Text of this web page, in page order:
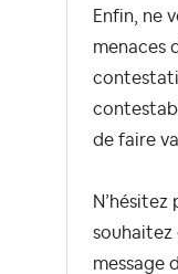
Enfin, ne
menaces
de faire
N’hésitez
souhaitez
message